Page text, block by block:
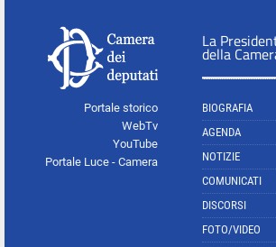
Portale storico
WebTv
YouTube
Portale Luce - Camera
La
della
BIOGRAFIA
AGENDA
NOTIZIE
COMUNICATI
DISCORSI
FOTO/VIDEO